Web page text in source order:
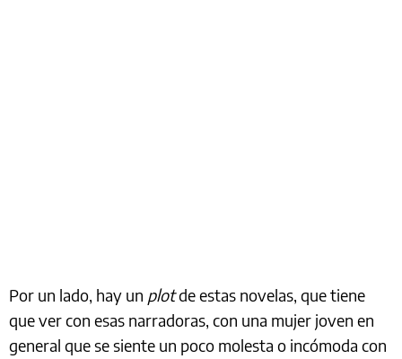
Por un lado, hay un plotde estas novelas, que tiene
que ver con esas narradoras, con una mujer joven en
general que se siente un poco molesta o incómoda con